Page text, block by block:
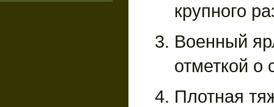
крупного
Военный
отметкой о
Плотная